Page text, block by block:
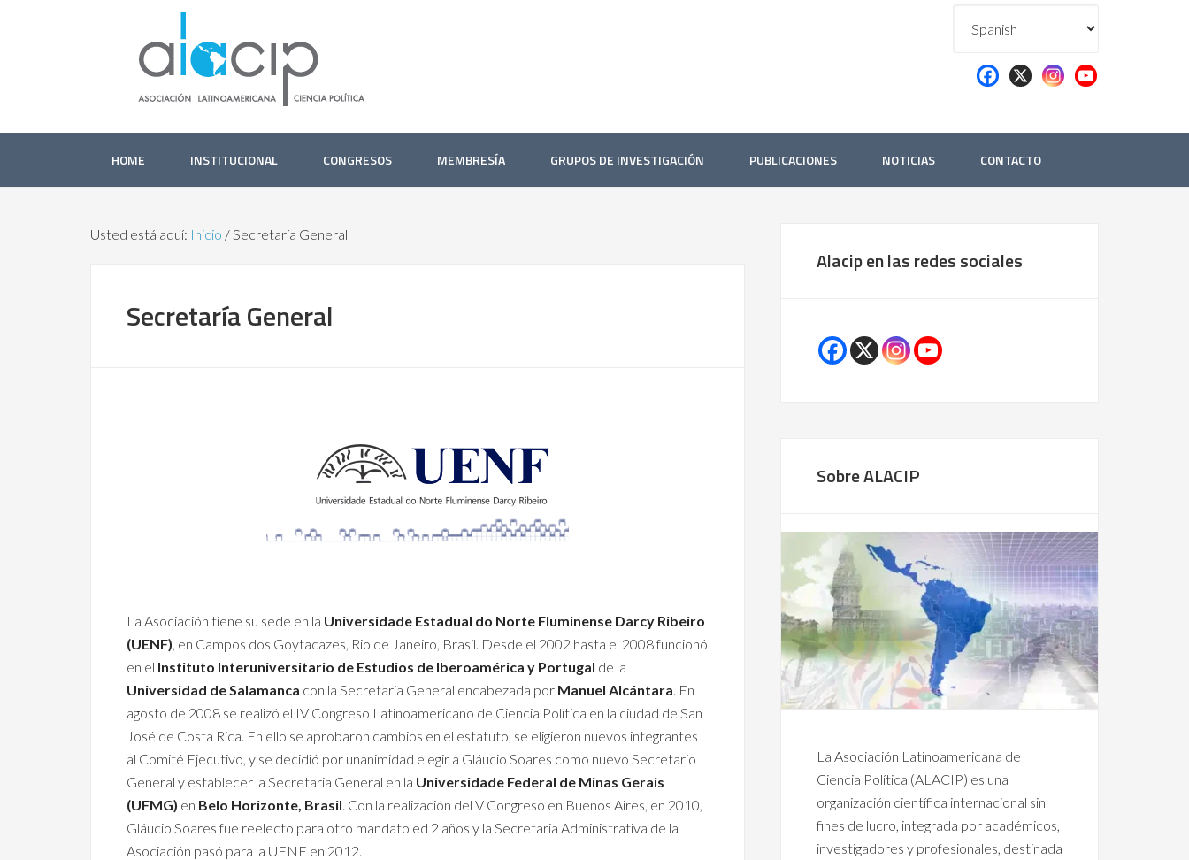
HOME INSTITUCIONAL CONGRESOS MEMBRESÍA GRUPOS DE INVESTIGACIÓN PUBLICACIONES NOTICIAS CONTACTO
Usted está aquí: Inicio /Secretaría General
Secretaría General
La Asociación tiene su sede en la Universidade Estadual do Norte Fluminense Darcy Ribeiro
(UENF), en Campos dos Goytacazes, Rio de Janeiro, Brasil. Desde el 2002 hasta el 2008 funcionó
en el Instituto Interuniversitario de Estudios de Iberoamérica y Portugal de la
Universidad de Salamanca con la Secretaria General encabezada por Manuel Alcántara. En
agosto de 2008 se realizó el IV Congreso Latinoamericano de Ciencia Política en la ciudad de San
José de Costa Rica. En ello se aprobaron cambios en el estatuto, se eligieron nuevos integrantes
al Comité Ejecutivo, y se decidió por unanimidad elegir a Gláucio Soares como nuevo Secretario
General y establecer la Secretaria General en la Universidade Federal de Minas Gerais
(UFMG) en Belo Horizonte, Brasil. Con la realización del V Congreso en Buenos Aires, en 2010,
Gláucio Soares fue reelecto para otro mandato ed 2 años y la Secretaria Administrativa de la
Asociación pasó para la UENF en 2012.
Alacip en las redes sociales
Sobre ALACIP
La Asociación Latinoamericana de
Ciencia Política (ALACIP) es una
organización científica internacional sin
fines de lucro, integrada por académicos,
investigadores y profesionales, destinada